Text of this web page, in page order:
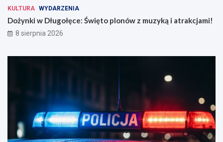
KULTURA WYDARZENIA
Dożynki w Długołęce: Święto plonów z muzyką i atrakcjami!
8 sierpnia 2026